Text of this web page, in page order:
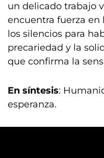
un delicado trabajo
encuentra fuerza en
los silencios para
precariedad y la
que confirma la
En síntesis:
esperanza.